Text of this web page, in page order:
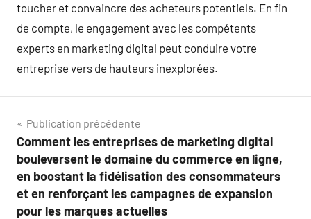
toucher et convaincre des acheteurs potentiels. En fin
de compte, le engagement avec les compétents
experts en marketing digital peut conduire votre
entreprise vers de hauteurs inexplorées.
Navigation
de
l’article
Publication précédente
Comment les entreprises de marketing digital
bouleversent le domaine du commerce en ligne,
en boostant la fidélisation des consommateurs
et en renforçant les campagnes de expansion
pour les marques actuelles